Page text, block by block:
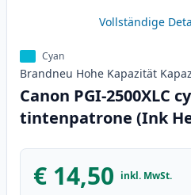
Vollständige
Cyan
Brandneu Hohe Kapazität
Canon PGI-2500XLC
tintenpatrone (Ink
€ 14,50 inkl. MwSt.